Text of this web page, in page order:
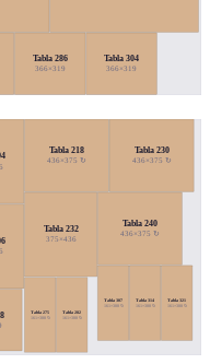
Tabla 286
366×319
Tabla 304
366×319
Tabla 218
436×375 ↻
Tabla 230
436×375 ↻
Tabla 232
375×436
Tabla 240
436×375 ↻
Tabla 275
161×388 ↻
Tabla 282
161×388 ↻
Tabla 307
161×388 ↻
Tabla 314
161×388 ↻
Tabla 321
161×388 ↻